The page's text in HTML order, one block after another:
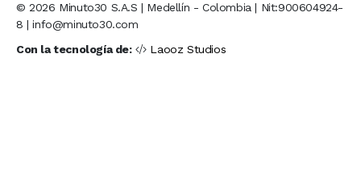
© 2026 Minuto30 S.A.S | Medellín - Colombia | Nit:900604924-
8 | info@minuto30.com
Con la tecnología de:
Laooz Studios